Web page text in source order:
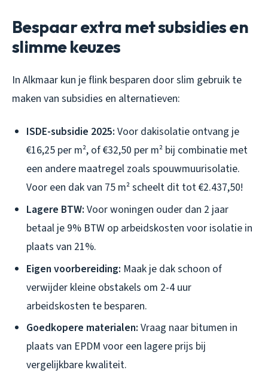
Bespaar extra met subsidies en
slimme keuzes
In Alkmaar kun je flink besparen door slim gebruik te
maken van subsidies en alternatieven:
ISDE-subsidie 2025: Voor dakisolatie ontvang je
€16,25 per m², of €32,50 per m² bij combinatie met
een andere maatregel zoals spouwmuurisolatie.
Voor een dak van 75 m² scheelt dit tot €2.437,50!
Lagere BTW: Voor woningen ouder dan 2 jaar
betaal je 9% BTW op arbeidskosten voor isolatie in
plaats van 21%.
Eigen voorbereiding: Maak je dak schoon of
verwijder kleine obstakels om 2-4 uur
arbeidskosten te besparen.
Goedkopere materialen: Vraag naar bitumen in
plaats van EPDM voor een lagere prijs bij
vergelijkbare kwaliteit.